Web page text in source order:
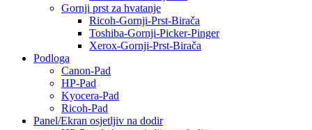
Gornji prst za hvatanje
Ricoh-Gornji-Prst-Birača
Toshiba-Gornji-Picker-Pinger
Xerox-Gornji-Prst-Birača
Podloga
Canon-Pad
HP-Pad
Kyocera-Pad
Ricoh-Pad
Panel/Ekran osjetljiv na dodir